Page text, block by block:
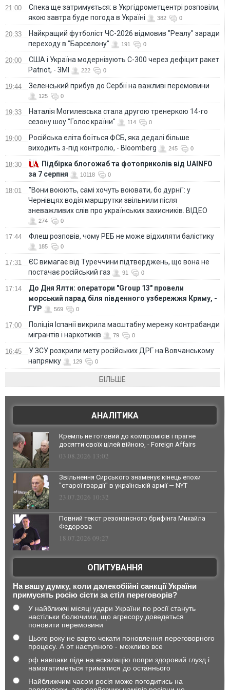
21:00
Спека ще затримується: в Укргідрометцентрі розповіли,
якою завтра буде погода в Україні
382 0
20:33
Найкращий футболіст ЧС-2026 відмовив "Реалу" заради
переходу в "Барселону"
191 0
20:00
США і Україна модернізують С-300 через дефіцит ракет
Patriot, - ЗМІ
222 0
19:44 Зеленський прибув до Сербії на важливі перемовини
125 0
19:33
Наталія Могилевська стала другою тренеркою 14-го
сезону шоу "Голос країни"
114 0
19:00
Російська еліта боїться ФСБ, яка дедалі більше
виходить з-під контролю, - Bloomberg
245 0
18:30
Підбірка блогожаб та фотоприколів від UAINFO
за 7 серпня
10118 0
18:01
"Вони воюють, самі хочуть воювати, бо дурні": у
Чернівцях водія маршрутки звільнили після
зневажливих слів про українських захисників. ВІДЕО
274 0
17:44 Флеш розповів, чому РЕБ не може відхиляти балістику
185 0
17:31
ЄС вимагає від Туреччини підтверджень, що вона не
постачає російський газ
91 0
17:14
До Дня Ялти: оператори "Group 13" провели
морський парад біля південного узбережжя Криму, -
ГУР
569 0
17:00
Поліція Іспанії викрила масштабну мережу контрабанди
мігрантів і наркотиків
79 0
16:45
У ЗСУ розкрили мету російських ДРГ на Вовчанському
напрямку
129 0
БІЛЬШЕ
АНАЛІТИКА
Кремль не готовий до компромісів і прагне
досягти своїх цілей війною, - Foreign Affairs
03.08.2026 13:02
Звільнення Сирського знаменує кінець епохи
"старої гвардії" в українській армії — NYT
23.07.2026 10:32
Повний текст резонансного брифінга Михайла
Федорова
18.07.2026 09:27
ОПИТУВАННЯ
На вашу думку, коли далекобійні санкції України
примусять росію сісти за стіл переговорів?
У найближчі місяці удари України по росії стануть
настільки болючими, що агресору доведеться
поновити перемовини
Цього року не варто чекати поновлення переговорного
процесу. А от наступного - можливо все
рф навпаки піде на ескалацію попри здоровий глузд і
намагатиметься триматися до останнього
Найближчим часом росія може погодитись на